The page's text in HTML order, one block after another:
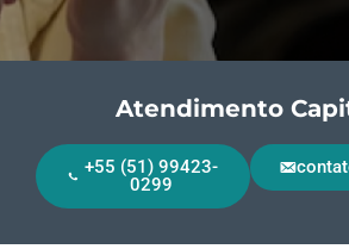
Atendimento
+55 (51) 99423-
0299